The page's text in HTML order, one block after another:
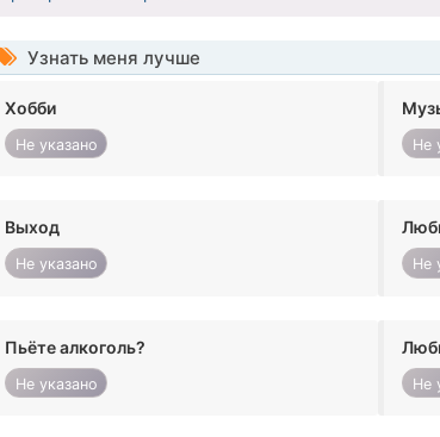
Узнать меня лучше
Хобби
Не указано Не
Выход
Не указано Не
Пьёте алкоголь?
Не указано Не